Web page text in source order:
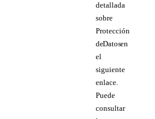
detallada
sobre
Protección
de Datos en
el
siguiente
enlace.
Puede
consultar